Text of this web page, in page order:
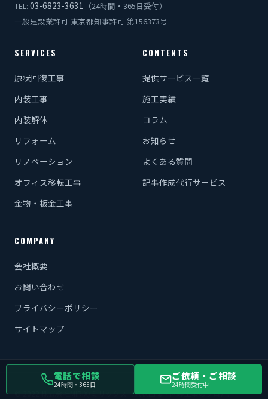
TEL: 03-6823-3631
（24時間・365日受付）
一般建設業許可 東京都知事許可 第156373号
SERVICES
原状回復工事
内装工事
内装解体
リフォーム
リノベーション
オフィス移転工事
金物・板金工事
CONTENTS
提供サービス一覧
施工実績
コラム
お知らせ
よくある質問
記事作成代行サービス
COMPANY
会社概要
お問い合わせ
プライバシーポリシー
サイトマップ
© 2022 株式会社MIRIX/ミリックス（原状回復・内装工事のプロ）.
電話で相談
24時間・365日
ご依頼・ご相談
24時間受付中